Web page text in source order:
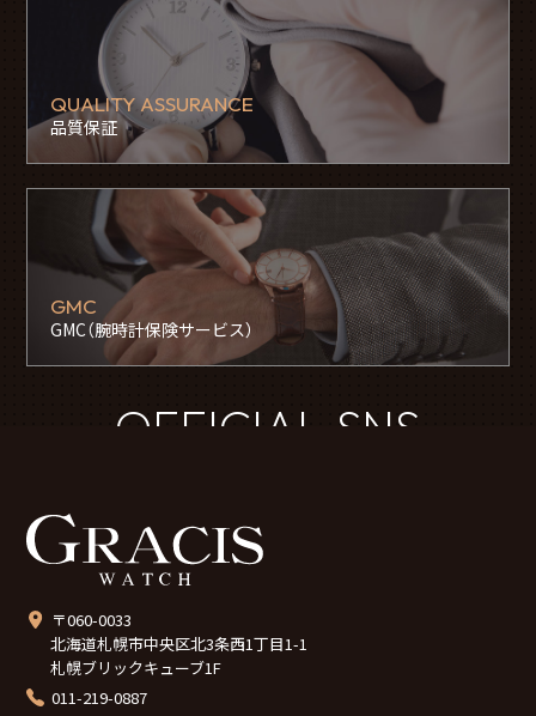
QUALITY ASSURANCE
品質保証
GMC
GMC（腕時計保険サービス）
OFFICIAL SNS
〒060-0033
北海道札幌市中央区北3条西1丁目1-1
札幌ブリックキューブ1F
011-219-0887